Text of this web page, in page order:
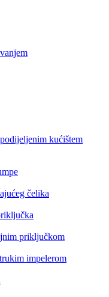
kućištem
čelika
priključkom
impelerom